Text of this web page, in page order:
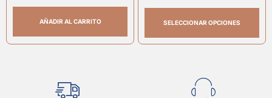
AÑADIR AL CARRITO SELECCIONAR OPCIONES